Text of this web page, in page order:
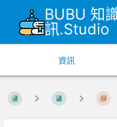
BUBU 知
訊.Studio
資訊